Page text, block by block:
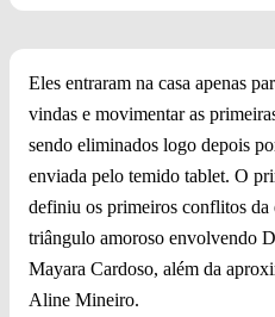
Eles entraram na casa apenas
vindas e movimentar as
sendo eliminados logo depois
enviada pelo temido tablet. O
definiu os primeiros conflitos da
triângulo amoroso envolvendo
Mayara Cardoso, além da
Aline Mineiro.